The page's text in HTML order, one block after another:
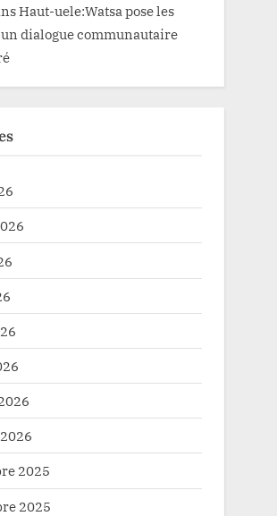
Haut-uele:Watsa pose les
dialogue communautaire
2025
2025